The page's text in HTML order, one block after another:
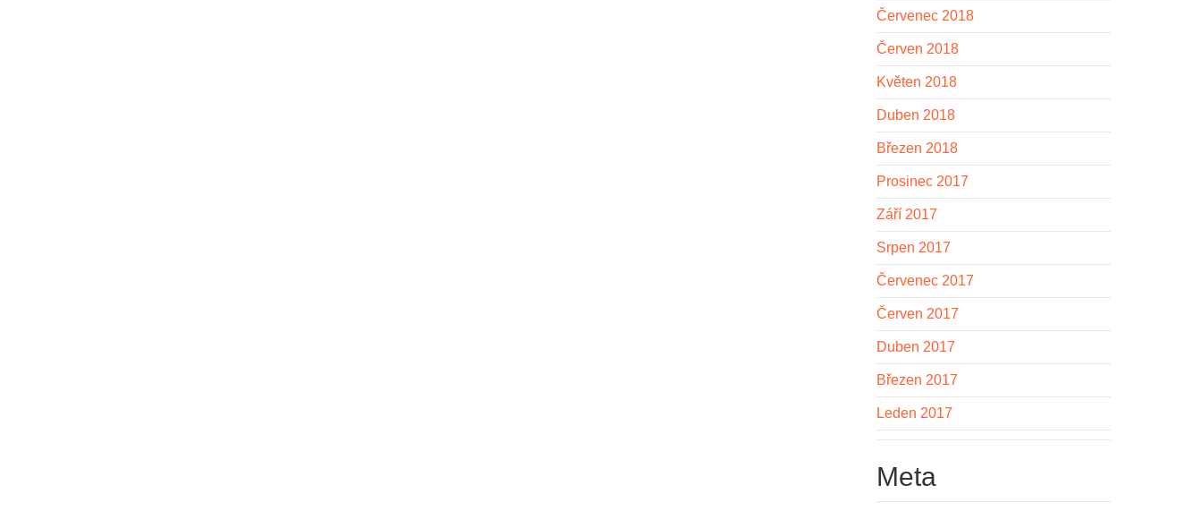
Červenec 2018
Červen 2018
Květen 2018
Duben 2018
Březen 2018
Prosinec 2017
Září 2017
Srpen 2017
Červenec 2017
Červen 2017
Duben 2017
Březen 2017
Leden 2017
Meta